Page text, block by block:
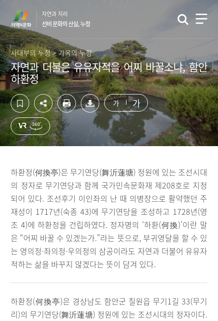
츠
영
역
바
로
가
기
영
역
바
로
가
기
자연과 지리
선비 문화의 산실, 누정
사대부의 누정 > 가옥의 누정
자연과 더불은 유유자적을 어찌 바꿀소냐, 함안
하환정
가 가
하환정(何換亭)은 무기연당(舞沂蓮塘) 정원에 있는 조선시대
의 정자로 무기연당과 함께 국가민속문화재 제208호로 지정
되어 있다. 조선후기 이인좌의 난 때 의병장으로 활약했던 주
재성이 1717년(숙종 43)에 무기연당을 조성하고 1728년(영
조 4)에 하환정을 건립하였다. 정자명의 ‘하환(何換)’이란 말
은 “어찌 바꿀 수 있겠는가.”라는 뜻으로, 부귀영달을 할 수 있
는 영의정·좌의정·우의정의 삼공이라도 자연과 더불어 유유자
적하는 삶을 바꾸지 않겠다는 뜻이 담겨 있다.
하환정(何換亭)은 경상남도 함안군 칠원읍 무기1길 33(무기
리)의 무기연당(舞沂蓮塘) 정원에 있는 조선시대의 정자이다.